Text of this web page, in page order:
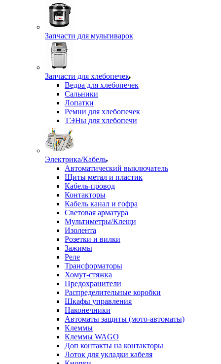
Запчасти для мультиварок
Запчасти для хлебопечек
Ведра для хлебопечек
Сальники
Лопатки
Ремни для хлебопечек
ТЭНы для хлебопечи
Электрика/Кабель
Автоматический выключатель
Щиты метал и пластик
Кабель-провод
Контакторы
Кабель канал и гофра
Световая арматура
Мультиметры/Клещи
Изолента
Розетки и вилки
Зажимы
Реле
Трансформаторы
Хомут-стяжка
Предохранители
Распределительные коробки
Шкафы управления
Наконечники
Автоматы защиты (мото-автоматы)
Клеммы
Клеммы WAGO
Доп контакты на контакторы
Лоток для укладки кабеля